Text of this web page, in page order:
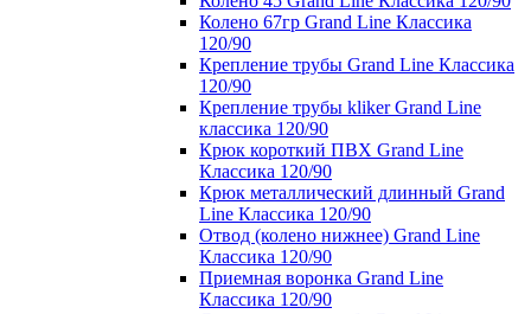
Колено 67гр Grand Line Классика
120/90
Крепление трубы Grand Line Классика
120/90
Крепление трубы kliker Grand Line
классика 120/90
Крюк короткий ПВХ Grand Line
Классика 120/90
Крюк металлический длинный Grand
Line Классика 120/90
Отвод (колено нижнее) Grand Line
Классика 120/90
Приемная воронка Grand Line
Классика 120/90